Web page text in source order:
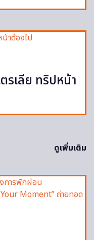
รเลีย ทริปหน้า
ดูเพิ่มเติม